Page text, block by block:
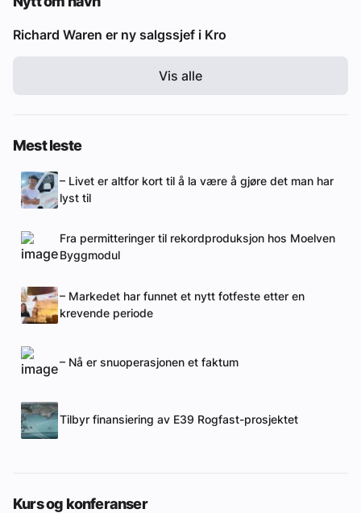
Richard Waren er ny salgssjef i Kro
Vis alle
Mest leste
– Livet er altfor kort til å la være å gjøre det man har
lyst til
Fra permitteringer til rekordproduksjon hos Moelven
Byggmodul
– Markedet har funnet et nytt fotfeste etter en
krevende periode
– Nå er snuoperasjonen et faktum
Tilbyr finansiering av E39 Rogfast-prosjektet
Kurs og konferanser